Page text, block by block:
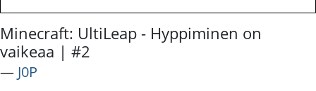
Minecraft: UltiLeap - Hyppiminen on
vaikeaa | #2
― J0P